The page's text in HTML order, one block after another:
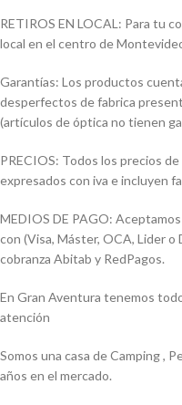
RETIROS EN LOCAL: Para tu
local en el centro de
Garantías: Los productos
desperfectos de fabrica
(artículos de óptica no tienen
PRECIOS: Todos los precios
expresados con iva e incluyen
MEDIOS DE PAGO:
con (Visa, Máster, OCA, Lider
cobranza Abitab y RedPagos.
En Gran Aventura tenemos
atención
Somos una casa de Camping ,
años en el mercado.